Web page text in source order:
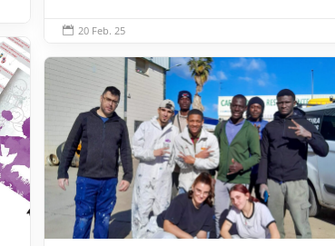
 20 Feb. 25